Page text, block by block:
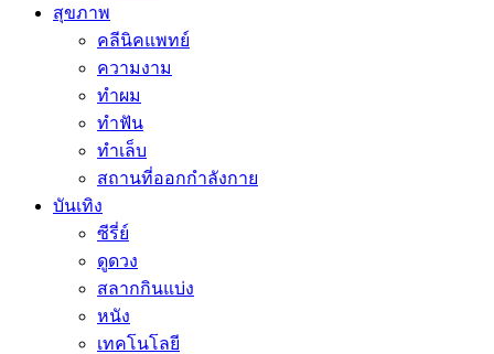
สุขภาพ
คลีนิคแพทย์
ความงาม
ทำผม
ทำฟัน
ทำเล็บ
สถานที่ออกกำลังกาย
บันเทิง
ซีรี่ย์
ดูดวง
สลากกินแบ่ง
หนัง
เทคโนโลยี